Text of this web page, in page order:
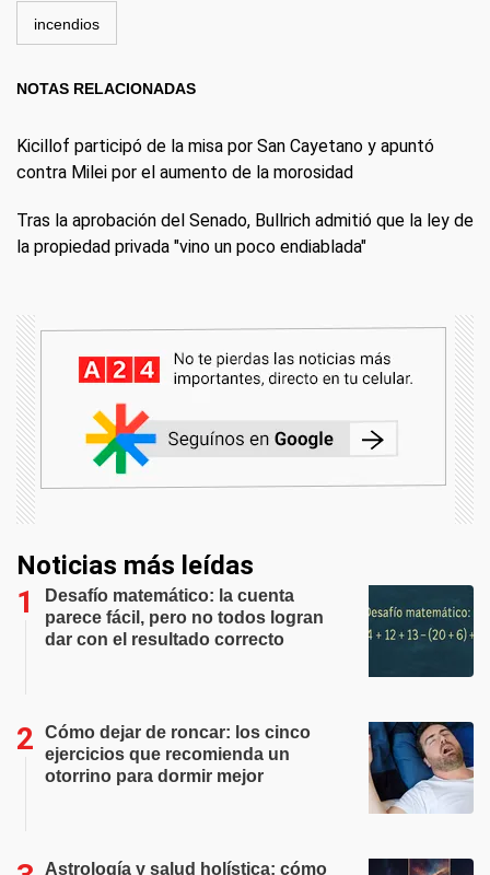
incendios
NOTAS RELACIONADAS
Kicillof participó de la misa por San Cayetano y apuntó
contra Milei por el aumento de la morosidad
Tras la aprobación del Senado, Bullrich admitió que la ley de
la propiedad privada "vino un poco endiablada"
Noticias más leídas
Desafío matemático: la cuenta
parece fácil, pero no todos logran
dar con el resultado correcto
Cómo dejar de roncar: los cinco
ejercicios que recomienda un
otorrino para dormir mejor
Astrología y salud holística: cómo